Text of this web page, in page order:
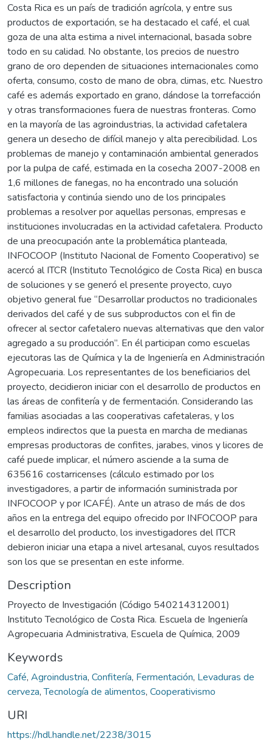
Costa Rica es un país de tradición agrícola, y entre sus
productos de exportación, se ha destacado el café, el cual
goza de una alta estima a nivel internacional, basada sobre
todo en su calidad. No obstante, los precios de nuestro
grano de oro dependen de situaciones internacionales como
oferta, consumo, costo de mano de obra, climas, etc. Nuestro
café es además exportado en grano, dándose la torrefacción
y otras transformaciones fuera de nuestras fronteras. Como
en la mayoría de las agroindustrias, la actividad cafetalera
genera un desecho de difícil manejo y alta perecibilidad. Los
problemas de manejo y contaminación ambiental generados
por la pulpa de café, estimada en la cosecha 2007-2008 en
1,6 millones de fanegas, no ha encontrado una solución
satisfactoria y continúa siendo uno de los principales
problemas a resolver por aquellas personas, empresas e
instituciones involucradas en la actividad cafetalera. Producto
de una preocupación ante la problemática planteada,
INFOCOOP (Instituto Nacional de Fomento Cooperativo) se
acercó al ITCR (Instituto Tecnológico de Costa Rica) en busca
de soluciones y se generó el presente proyecto, cuyo
objetivo general fue “Desarrollar productos no tradicionales
derivados del café y de sus subproductos con el fin de
ofrecer al sector cafetalero nuevas alternativas que den valor
agregado a su producción”. En él participan como escuelas
ejecutoras las de Química y la de Ingeniería en Administración
Agropecuaria. Los representantes de los beneficiarios del
proyecto, decidieron iniciar con el desarrollo de productos en
las áreas de confitería y de fermentación. Considerando las
familias asociadas a las cooperativas cafetaleras, y los
empleos indirectos que la puesta en marcha de medianas
empresas productoras de confites, jarabes, vinos y licores de
café puede implicar, el número asciende a la suma de
635616 costarricenses (cálculo estimado por los
investigadores, a partir de información suministrada por
INFOCOOP y por ICAFÉ). Ante un atraso de más de dos
años en la entrega del equipo ofrecido por INFOCOOP para
el desarrollo del producto, los investigadores del ITCR
debieron iniciar una etapa a nivel artesanal, cuyos resultados
son los que se presentan en este informe.
Description
Proyecto de Investigación (Código 540214312001)
Instituto Tecnológico de Costa Rica. Escuela de Ingeniería
Agropecuaria Administrativa, Escuela de Química, 2009
Keywords
Café, Agroindustria, Confitería, Fermentación, Levaduras de
cerveza,Tecnología de alimentos, Cooperativismo
URI
https://hdl.handle.net/2238/3015